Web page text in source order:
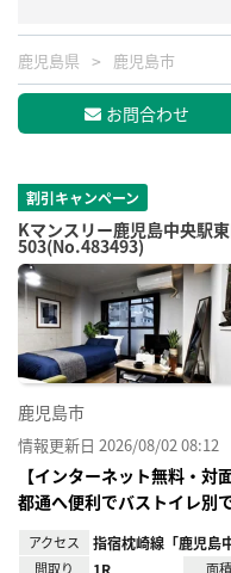
鹿児島県 鹿児島市
お問合わせ
割引キャンペーン
Kマンスリー鹿児島中央駅
503(No.483493)
鹿児島市
情報更新日 2026/08/02 08:12
【インターネット無料・
都通へ便利でバストイレ別
アクセス 指宿枕崎線「鹿児島
間取り 面積